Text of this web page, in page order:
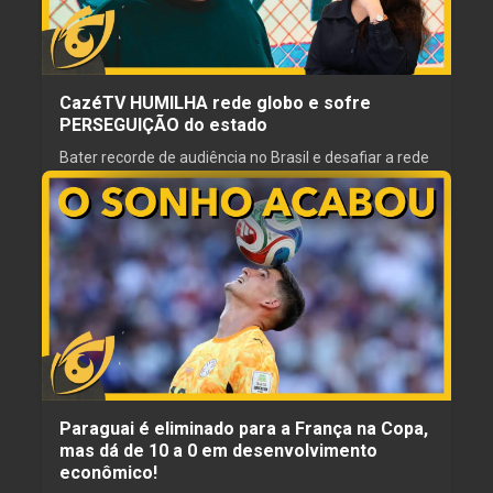
criptoativos e concentra a fiscalização na Financial
Supervisory Commission, o equivalente taiwanês à
CVM brasileira. Sem a autorização legal, nenhuma
empresa poderá atuar no mercado local.
Djalma Guedes Libertus
CazéTV HUMILHA rede globo e sofre
PERSEGUIÇÃO do estado
Bater recorde de audiência no Brasil e desafiar a rede
esgosto aparentemente, é crime. Descubra por que o
sucesso da CazéTV virou alvo prioritário da Rede
Globo e seu fiel escudeiro Molusco de 9 dedos.
09 jul. 2026
ESCRITOR
Catharina
REVISOR
JJ Liber
NARRADOR
Catharina
PRODUTOR
Catharina
Paraguai é eliminado para a França na Copa,
mas dá de 10 a 0 em desenvolvimento
econômico!